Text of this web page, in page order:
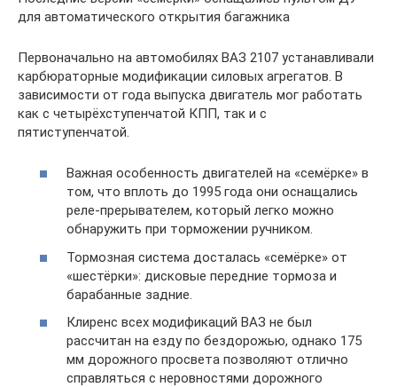
для автоматического открытия багажника
Первоначально на автомобилях ВАЗ 2107 устанавливали
карбюраторные модификации силовых агрегатов. В
зависимости от года выпуска двигатель мог работать
как с четырёхступенчатой КПП, так и с
пятиступенчатой.
Важная особенность двигателей на «семёрке» в
том, что вплоть до 1995 года они оснащались
реле-прерывателем, который легко можно
обнаружить при торможении ручником.
Тормозная система досталась «семёрке» от
«шестёрки»: дисковые передние тормоза и
барабанные задние.
Клиренс всех модификаций ВАЗ не был
рассчитан на езду по бездорожью, однако 175
мм дорожного просвета позволяют отлично
справляться с неровностями дорожного